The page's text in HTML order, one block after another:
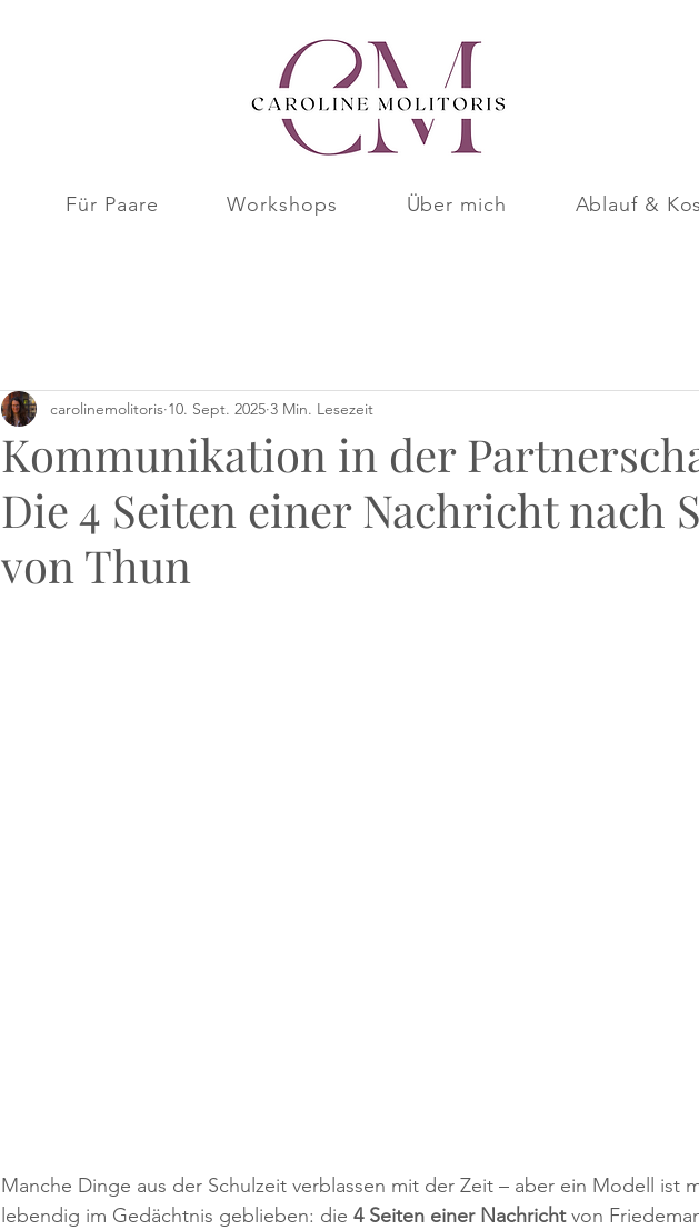
Für Paare Workshops Über mich Ablauf &
Kommunikation in der
Die 4 Seiten einer Nachricht nach
von Thun
carolinemolitoris 10. Sept. 2025 3 Min. Lesezeit
Manche Dinge aus der Schulzeit verblassen mit der Zeit – aber ein Modell ist
lebendig im Gedächtnis geblieben: die 4 Seiten einer Nachricht von